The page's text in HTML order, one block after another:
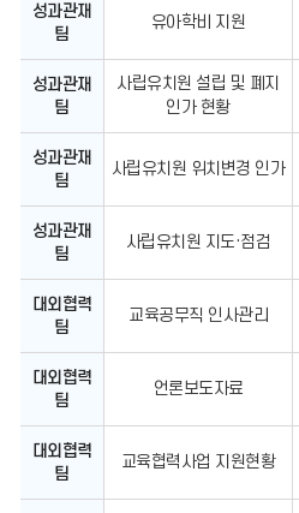
성과관재
팀
유아학비 지원
성과관재
팀
사립유치원 설립 및 폐지
인가 현황
성과관재
팀
사립유치원 위치변경 인가
성과관재
팀
사립유치원 지도·점검
대외협력
팀
교육공무직 인사관리
대외협력
팀
언론보도자료
대외협력
팀
교육협력사업 지원현황